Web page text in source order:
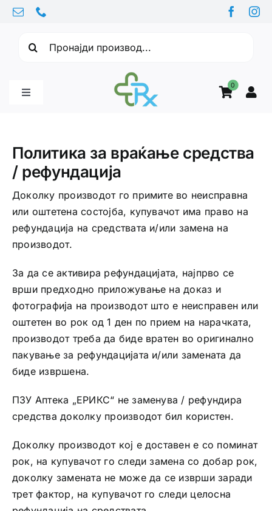
Skip
content
0
Toggle
Витамини
Здравје
Здравствени проблеми
Интимно здравје
Медицински апрати
Нега на кожа
Политика за враќање средства
/ рефундација
Доколку производот го примите во неисправна
или оштетена состојба, купувачот има право на
рефундација на средствата и/или замена на
производот.
За да се активира рефундацијата, најпрво се
врши предходно приложување на доказ и
фотографија на производот што е неисправен или
оштетен во рок од 1 ден по прием на нарачката,
производот треба да биде вратен во оригинално
пакување за рефундацијата и/или замената да
биде извршена.
ПЗУ Аптека „ЕРИКС“ не заменува / рефундира
средства доколку производот бил користен.
Доколку производот кој е доставен е со поминат
рок, на купувачот го следи замена со добар рок,
доколку замената не може да се изврши заради
трет фактор, на купувачот го следи целосна